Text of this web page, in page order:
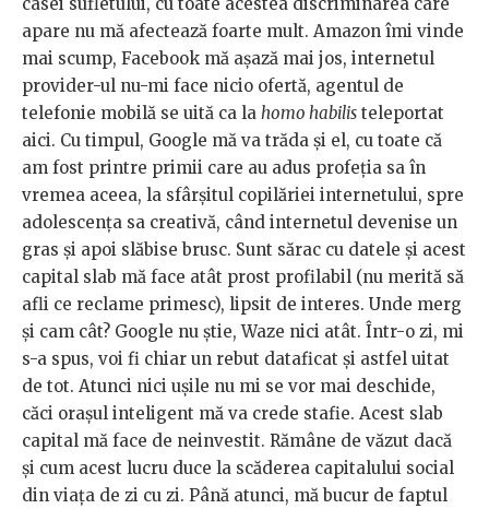
apare nu mă afectează foarte mult. Amazon îmi vinde
mai scump, Facebook mă așază mai jos, internetul
provider-ul nu-mi face nicio ofertă, agentul de
telefonie mobilă se uită ca la homo habilis teleportat
aici. Cu timpul, Google mă va trăda și el, cu toate că
am fost printre primii care au adus profeția sa în
vremea aceea, la sfârșitul copilăriei internetului, spre
adolescența sa creativă, când internetul devenise un
gras și apoi slăbise brusc. Sunt sărac cu datele și acest
capital slab mă face atât prost profilabil (nu merită să
afli ce reclame primesc), lipsit de interes. Unde merg
și cam cât? Google nu știe, Waze nici atât. Într-o zi, mi
s-a spus, voi fi chiar un rebut dataficat și astfel uitat
de tot. Atunci nici ușile nu mi se vor mai deschide,
căci orașul inteligent mă va crede stafie. Acest slab
capital mă face de neinvestit. Rămâne de văzut dacă
și cum acest lucru duce la scăderea capitalului social
din viața de zi cu zi. Până atunci, mă bucur de faptul